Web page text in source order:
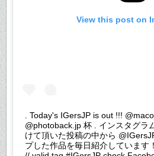
View this post on
. Today's IGersJP is out !!!
@photoback.jp 杯 . インスタグラ
けて頂いた投稿の中から
プした作品を毎日紹介しています